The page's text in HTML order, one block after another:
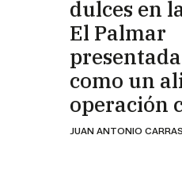
dulces en
El Palmar
como un
operación
JUAN ANTONIO